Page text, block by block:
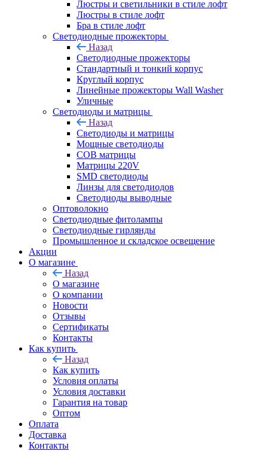
Люстры и светильники в стиле лофт
Люстры в стиле лофт
Бра в стиле лофт
Светодиодные прожекторы
Назад
Светодиодные прожекторы
Стандартный и тонкий корпус
Круглый корпус
Линейные прожекторы Wall Washer
Уличные
Светодиоды и матрицы
Назад
Светодиоды и матрицы
Мощные светодиоды
COB матрицы
Матрицы 220V
SMD светодиоды
Линзы для светодиодов
Светодиоды выводные
Оптоволокно
Светодиодные фитолампы
Светодиодные гирлянды
Промышленное и складское освещение
Акции
О магазине
Назад
О магазине
О компании
Новости
Отзывы
Сертификаты
Контакты
Как купить
Назад
Как купить
Условия оплаты
Условия доставки
Гарантия на товар
Оптом
Оплата
Доставка
Контакты